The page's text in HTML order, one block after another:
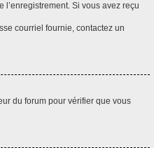
Si vous avez reçu
courriel fournie, contactez un
du forum pour vérifier que vous